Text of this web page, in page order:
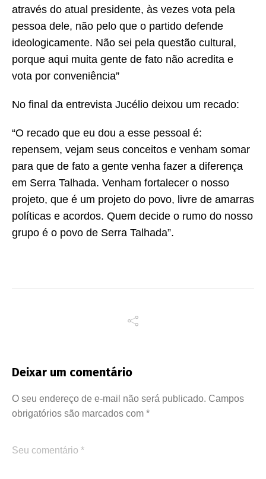
através do atual presidente, às vezes vota pela
pessoa dele, não pelo que o partido defende
ideologicamente. Não sei pela questão cultural,
porque aqui muita gente de fato não acredita e
vota por conveniência”
No final da entrevista Jucélio deixou um recado:
“O recado que eu dou a esse pessoal é:
repensem, vejam seus conceitos e venham somar
para que de fato a gente venha fazer a diferença
em Serra Talhada. Venham fortalecer o nosso
projeto, que é um projeto do povo, livre de amarras
políticas e acordos. Quem decide o rumo do nosso
grupo é o povo de Serra Talhada”.
Deixar um comentário
O seu endereço de e-mail não será publicado. Campos
obrigatórios são marcados com *